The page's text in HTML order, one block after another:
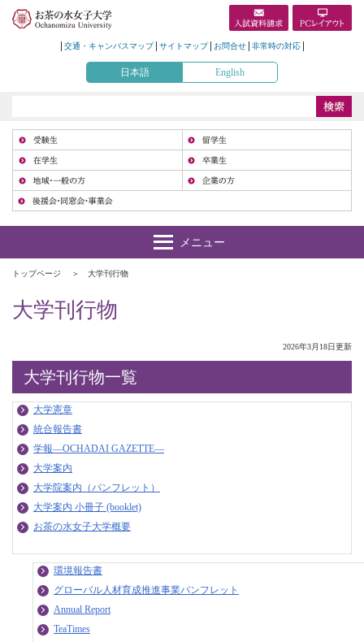
交通・キャンパスマップ サイトマップ お問合せ 非常時の対応
日本語 English
トップページ 大学刊行物
大学刊行物
2026年3月18日更新
大学刊行物一覧
大学憲章
統合報告書
学報—OCHADAI GAZETTE—
大学案内
大学院案内（パンフレット）
大学案内 小冊子 (booklet)
お茶の水女子大学概要
環境報告書
グローバル人材育成推進事業パンフレット
Annual Report
TeaTimes